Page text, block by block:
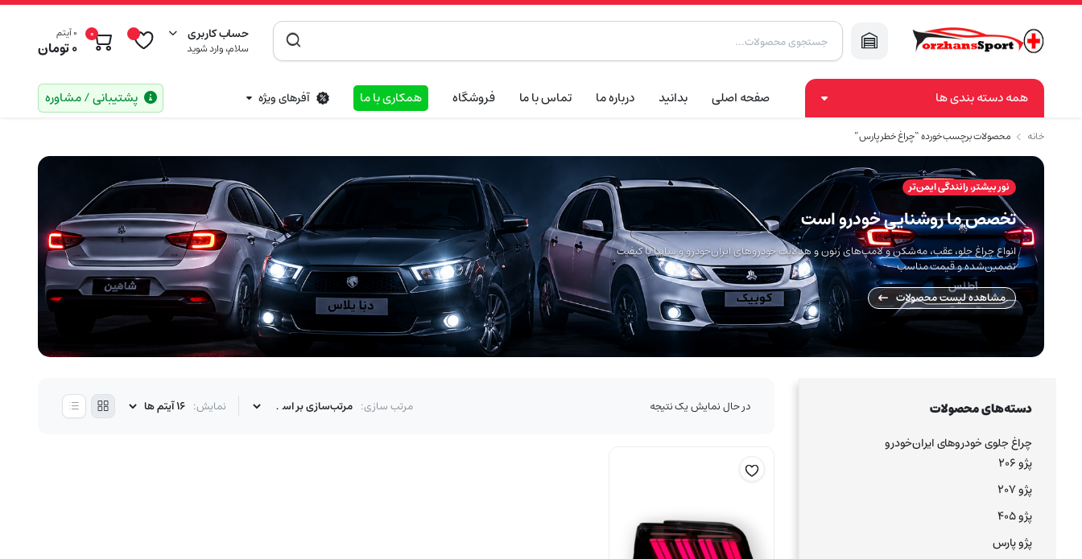
Products
search
حساب کاربری
سلام، وارد شوید
0 0 آیتم
0تومان
همه دسته بندی ها صفحه اصلی بدانید درباره ما تماس با ما فروشگاه همکاری با ما آفرهای ویژه پشتیبانی / مشاوره
خانه محصولات برچسب خورده “چراغ خطر پارس”
نور بیشتر، رانندگی ایمن‌تر
تخصص ما روشنایی خودرو است
انواع چراغ جلو، عقب، مه‌شکن و لامپ‌های زنون و هدلایت خودروهای ایران‌خودرو و سایپا با کیفیت
تضمین‌شده و قیمت مناسب
مشاهده لیست محصولات
در حال نمایش یک نتیجه مرتب سازی: نمایش: دسته‌های محصولات
چراغ جلوی خودروهای ایران‌خودرو
پژو ۲۰۶
پژو ۲۰۷
پژو ۴۰۵
پژو پارس